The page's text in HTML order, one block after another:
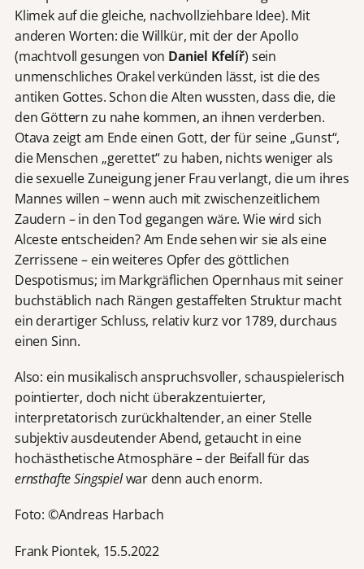
Klimek auf die gleiche, nachvollziehbare Idee). Mit
anderen Worten: die Willkür, mit der der Apollo
(machtvoll gesungen von Daniel Kfelíř) sein
unmenschliches Orakel verkünden lässt, ist die des
antiken Gottes. Schon die Alten wussten, dass die, die
den Göttern zu nahe kommen, an ihnen verderben.
Otava zeigt am Ende einen Gott, der für seine „Gunst“,
die Menschen „gerettet“ zu haben, nichts weniger als
die sexuelle Zuneigung jener Frau verlangt, die um ihres
Mannes willen – wenn auch mit zwischenzeitlichem
Zaudern – in den Tod gegangen wäre. Wie wird sich
Alceste entscheiden? Am Ende sehen wir sie als eine
Zerrissene – ein weiteres Opfer des göttlichen
Despotismus; im Markgräflichen Opernhaus mit seiner
buchstäblich nach Rängen gestaffelten Struktur macht
ein derartiger Schluss, relativ kurz vor 1789, durchaus
einen Sinn.
Also: ein musikalisch anspruchsvoller, schauspielerisch
pointierter, doch nicht überakzentuierter,
interpretatorisch zurückhaltender, an einer Stelle
subjektiv ausdeutender Abend, getaucht in eine
hochästhetische Atmosphäre – der Beifall für das
ernsthafte Singspielwar denn auch enorm.
Foto: ©Andreas Harbach
Frank Piontek, 15.5.2022